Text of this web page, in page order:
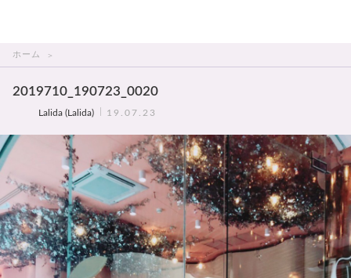
ホーム
2019710_190723_0020
Lalida (Lalida) 19.07.23